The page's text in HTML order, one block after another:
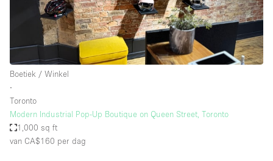
Boetiek / Winkel
∙
Toronto
Modern Industrial Pop-Up Boutique on Queen Street, Toronto
1,000 sq ft
van CA$160 per dag